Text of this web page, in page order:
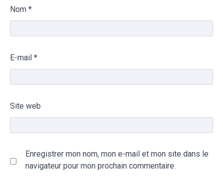
Nom *
E-mail *
Site web
Enregistrer mon nom, mon e-mail et mon site dans le
navigateur pour mon prochain commentaire.